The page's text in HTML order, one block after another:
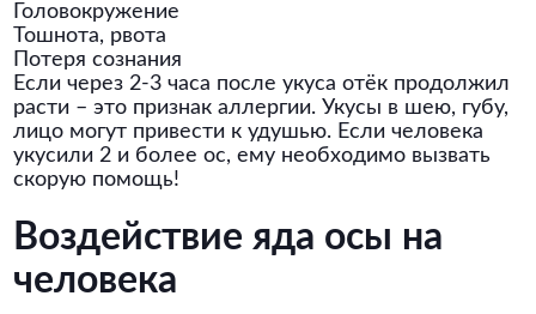
Головокружение
Тошнота, рвота
Потеря сознания
Если через 2-3 часа после укуса отёк продолжил
расти – это признак аллергии. Укусы в шею, губу,
лицо могут привести к удушью. Если человека
укусили 2 и более ос, ему необходимо вызвать
скорую помощь!
Воздействие яда осы на
человека